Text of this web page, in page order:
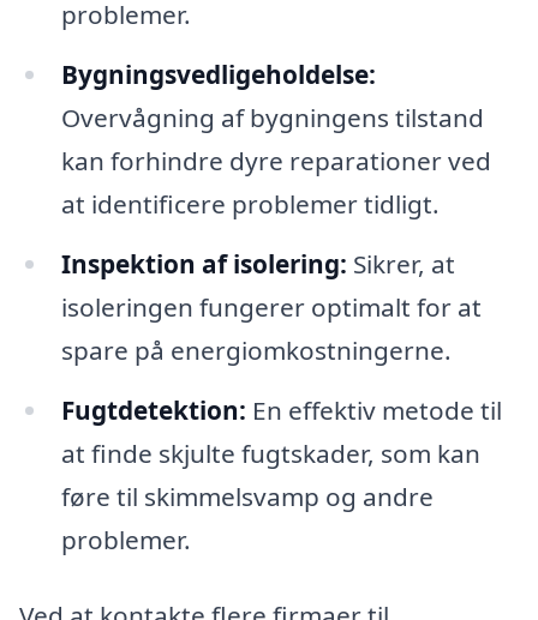
problemer.
Bygningsvedligeholdelse:
Overvågning af bygningens tilstand
kan forhindre dyre reparationer ved
at identificere problemer tidligt.
Inspektion af isolering: Sikrer, at
isoleringen fungerer optimalt for at
spare på energiomkostningerne.
Fugtdetektion: En effektiv metode til
at finde skjulte fugtskader, som kan
føre til skimmelsvamp og andre
problemer.